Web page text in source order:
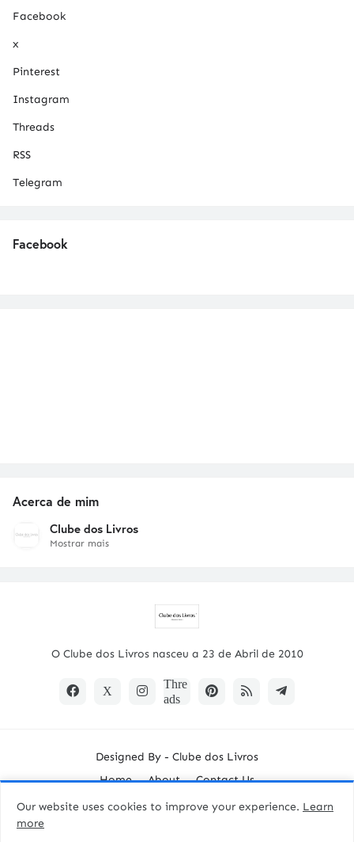
Facebook
x
Pinterest
Instagram
Threads
RSS
Telegram
Facebook
Acerca de mim
Clube dos Livros
Mostrar mais
O Clube dos Livros nasceu a 23 de Abril de 2010
Designed By - Clube dos Livros
Home
About Contact Us
Our website uses cookies to improve your experience. Learn
more